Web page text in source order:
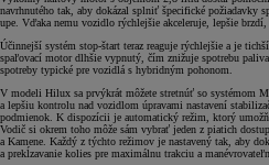
navrhnutého tak, aby dokázal splniť špecifické požiadavky
upe. Vďaka nemu vozidlo rýchlejšie akceleruje, lepšie
Účinnejší systém stop-štart teraz reaguje rýchlejšie a je
spaľovací motor dlhšie vypnutý, čím znižuje spotrebu
spotreby typické pre vozidlá s hybridným pohonom.
V modeli Hilux sa prvýkrát môžete stretnúť so systémom
a lepšiu kontrolu nad vozidlom úpravami nastavení
podmienok. K dispozícii je automatický režim, ktorý
Vodič si okrem toho môže sám vybrať jeden z piatich
a Kamene. Každý z týchto režimov je nastavený tak, aby
a prekĺzavanie kolies pre maximálnu trakciu a